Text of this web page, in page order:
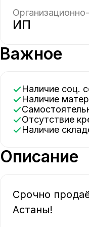
ИП
Важное
Наличие соц.
Наличие
Отсутствие
Наличие
Описание
Срочно
Астаны!